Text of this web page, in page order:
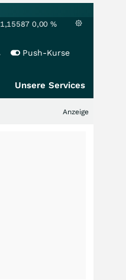
1,15587 0,00 %
Push-Kurse
Unsere Services
Anzeige